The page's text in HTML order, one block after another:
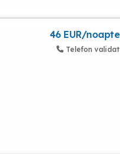
46 EUR/noapte
Telefon validat